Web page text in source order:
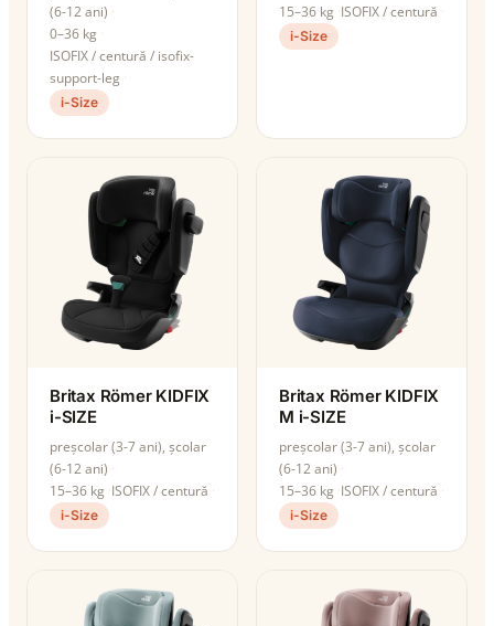
(6-12 ani)
0–36 kg
ISOFIX / centură / isofix-
support-leg
i-Size
15–36 kg ISOFIX / centură
i-Size
Britax Römer KIDFIX
i-SIZE
preșcolar (3-7 ani), școlar
(6-12 ani)
15–36 kg ISOFIX / centură
i-Size
Britax Römer KIDFIX
M i-SIZE
preșcolar (3-7 ani), școlar
(6-12 ani)
15–36 kg ISOFIX / centură
i-Size